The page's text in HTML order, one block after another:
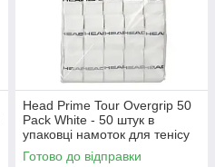
Head Prime Tour Overgrip 50
Pack White - 50 штук в
упаковці намоток для тенісу
Готово до відправки